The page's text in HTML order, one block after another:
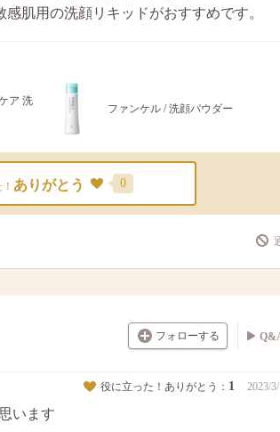
肌用の洗顔リキッドがおすすめです。
ア 洗
ファンケル / 洗顔パウダー
ありがとう 0
フォローする
役に立った！ありがとう： 1 2023/
います